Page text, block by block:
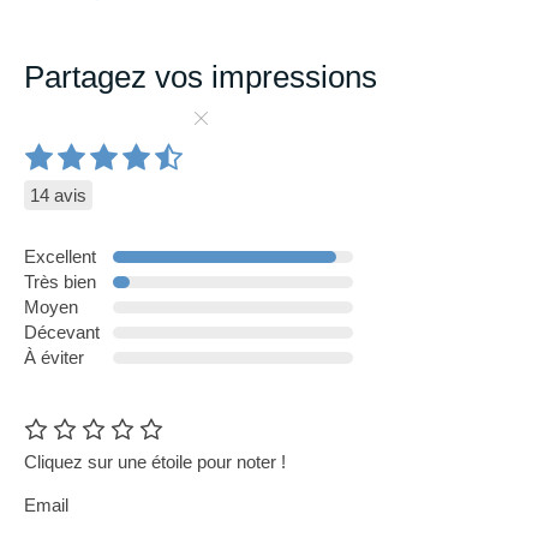
Partagez vos impressions
14 avis
Excellent
Très bien
Moyen
Décevant
À éviter
Cliquez sur une étoile pour noter !
Email